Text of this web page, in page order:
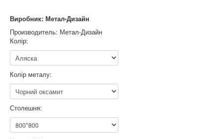
Виробник: Метал-Дизайн
Производитель: Метал-Дизайн
Колір:
Колір металу:
Столешня: